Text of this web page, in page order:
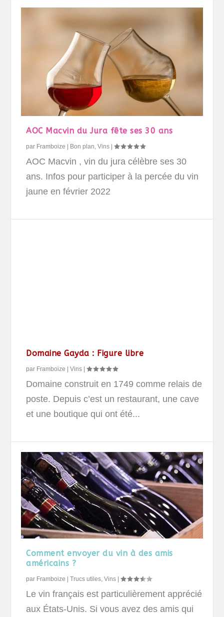
AOC Macvin du Jura fête ses 30 ans
par Framboize Bon plan,Vins |
AOC Macvin , vin du jura célèbre ses 30
ans. Infos pour participer à la percée du vin
jaune en février 2022
Domaine Gayda : Figure libre
par Framboize |Vins |
Domaine construit en 1749 comme relais de
poste. Depuis c’est un restaurant, une cave
et une boutique qui ont été...
Comment envoyer du vin à des amis
américains ?
par Framboize |Trucs utiles,Vins |
Le vin français est particulièrement apprécié
aux États-Unis. Si vous avez des amis qui